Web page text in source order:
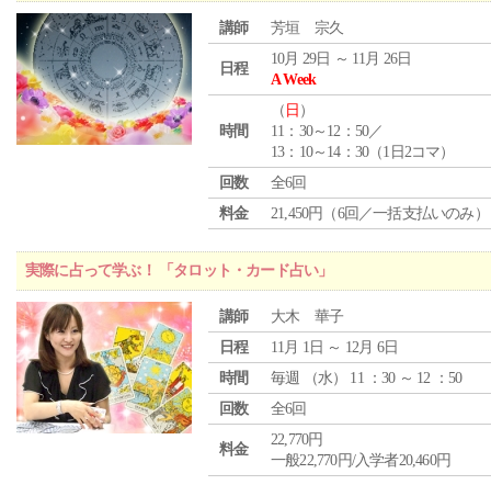
講師 芳垣 宗久
日程
10月 29日 ～ 11月 26日
A Week
時間
（ 日 ）
11：30～12：50／
13：10～14：30（1日2コマ）
回数
全6回
料金
21,450円（6回／一括支払いのみ）
実際に占って学ぶ！ 「タロット・カード占い」
講師
大木 華子
日程
11月 1日 ～ 12月 6日
時間
毎週 （水） 11 ：30 ～ 12 ：50
回数
全6回
料金
22,770円
一般22,770円/入学者20,460円